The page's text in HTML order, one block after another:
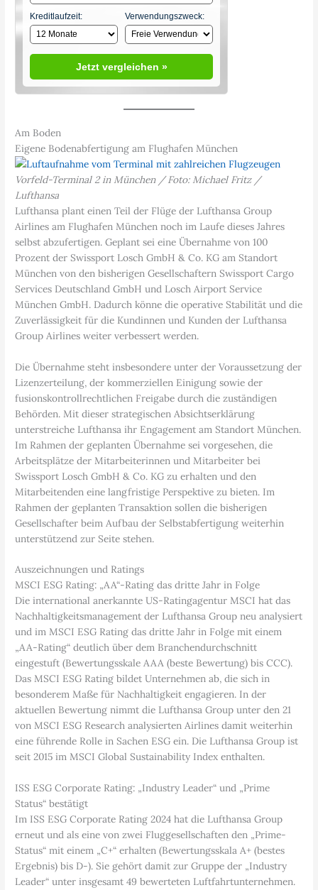
Kreditlaufzeit: Verwendungszweck:
Jetzt vergleichen »
Am Boden
Eigene Bodenabfertigung am Flughafen München
Vorfeld-Terminal 2 in München / Foto: Michael Fritz /
Lufthansa
Lufthansa plant einen Teil der Flüge der Lufthansa Group
Airlines am Flughafen München noch im Laufe dieses Jahres
selbst abzufertigen. Geplant sei eine Übernahme von 100
Prozent der Swissport Losch GmbH & Co. KG am Standort
München von den bisherigen Gesellschaftern Swissport Cargo
Services Deutschland GmbH und Losch Airport Service
München GmbH. Dadurch könne die operative Stabilität und die
Zuverlässigkeit für die Kundinnen und Kunden der Lufthansa
Group Airlines weiter verbessert werden.
Die Übernahme steht insbesondere unter der Voraussetzung der
Lizenzerteilung, der kommerziellen Einigung sowie der
fusionskontrollrechtlichen Freigabe durch die zuständigen
Behörden. Mit dieser strategischen Absichtserklärung
unterstreiche Lufthansa ihr Engagement am Standort München.
Im Rahmen der geplanten Übernahme sei vorgesehen, die
Arbeitsplätze der Mitarbeiterinnen und Mitarbeiter bei
Swissport Losch GmbH & Co. KG zu erhalten und den
Mitarbeitenden eine langfristige Perspektive zu bieten. Im
Rahmen der geplanten Transaktion sollen die bisherigen
Gesellschafter beim Aufbau der Selbstabfertigung weiterhin
unterstützend zur Seite stehen.
Auszeichnungen und Ratings
MSCI ESG Rating: „AA“-Rating das dritte Jahr in Folge
Die international anerkannte US-Ratingagentur MSCI hat das
Nachhaltigkeitsmanagement der Lufthansa Group neu analysiert
und im MSCI ESG Rating das dritte Jahr in Folge mit einem
„AA-Rating“ deutlich über dem Branchendurchschnitt
eingestuft (Bewertungsskale AAA (beste Bewertung) bis CCC).
Das MSCI ESG Rating bildet Unternehmen ab, die sich in
besonderem Maße für Nachhaltigkeit engagieren. In der
aktuellen Bewertung nimmt die Lufthansa Group unter den 21
von MSCI ESG Research analysierten Airlines damit weiterhin
eine führende Rolle in Sachen ESG ein. Die Lufthansa Group ist
seit 2015 im MSCI Global Sustainability Index enthalten.
ISS ESG Corporate Rating: „Industry Leader“ und „Prime
Status“ bestätigt
Im ISS ESG Corporate Rating 2024 hat die Lufthansa Group
erneut und als eine von zwei Fluggesellschaften den „Prime-
Status“ mit einem „C+“ erhalten (Bewertungsskala A+ (bestes
Ergebnis) bis D-). Sie gehört damit zur Gruppe der „Industry
Leader“ unter insgesamt 49 bewerteten Luftfahrtunternehmen.